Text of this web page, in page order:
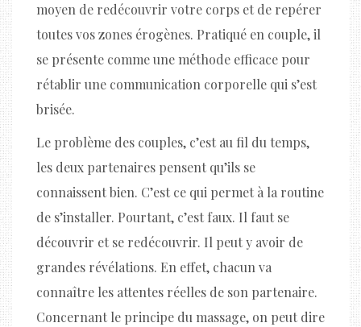
moyen de redécouvrir votre corps et de repérer
toutes vos zones érogènes. Pratiqué en couple, il
se présente comme une méthode efficace pour
rétablir une communication corporelle qui s’est
brisée.
Le problème des couples, c’est au fil du temps,
les deux partenaires pensent qu’ils se
connaissent bien. C’est ce qui permet à la routine
de s’installer. Pourtant, c’est faux. Il faut se
découvrir et se redécouvrir. Il peut y avoir de
grandes révélations. En effet, chacun va
connaître les attentes réelles de son partenaire.
Concernant le principe du massage, on peut dire